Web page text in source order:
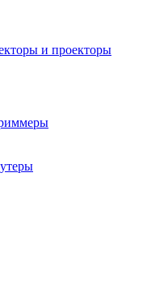
и проекторы